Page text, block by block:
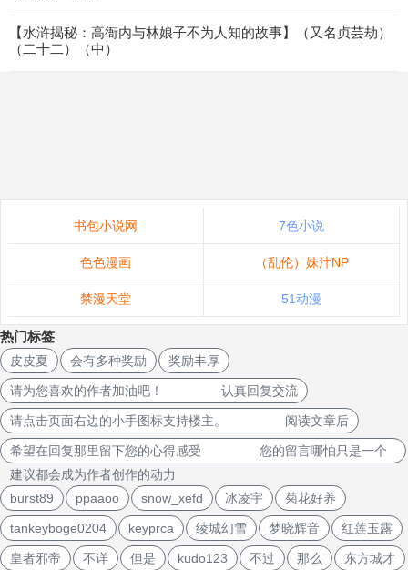
【水浒揭秘：高衙内与林娘子不为人知的故事】（又名贞芸劫）
（二十二）（中）
书包小说网 7色小说
色色漫画 （乱伦）妹汁NP
禁漫天堂 51动漫
热门标签
皮皮夏 会有多种奖励 奖励丰厚
请为您喜欢的作者加油吧！ 认真回复交流
请点击页面右边的小手图标支持楼主。 阅读文章后
希望在回复那里留下您的心得感受 您的留言哪怕只是一个
建议都会成为作者创作的动力
burst89
ppaaoo snow_xefd 冰凌宇 菊花好养
tankeyboge0204 keyprca 绫城幻雪 梦晓辉音 红莲玉露
皇者邪帝 不详 但是 kudo123 不过 那么 东方城才